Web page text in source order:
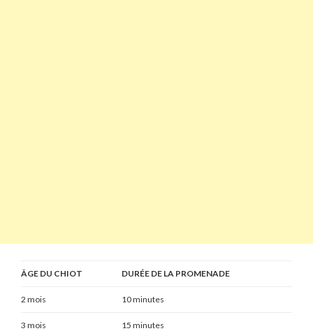
ÂGE DU CHIOT DURÉE DE LA PROMENADE
2 mois 10 minutes
3 mois 15 minutes